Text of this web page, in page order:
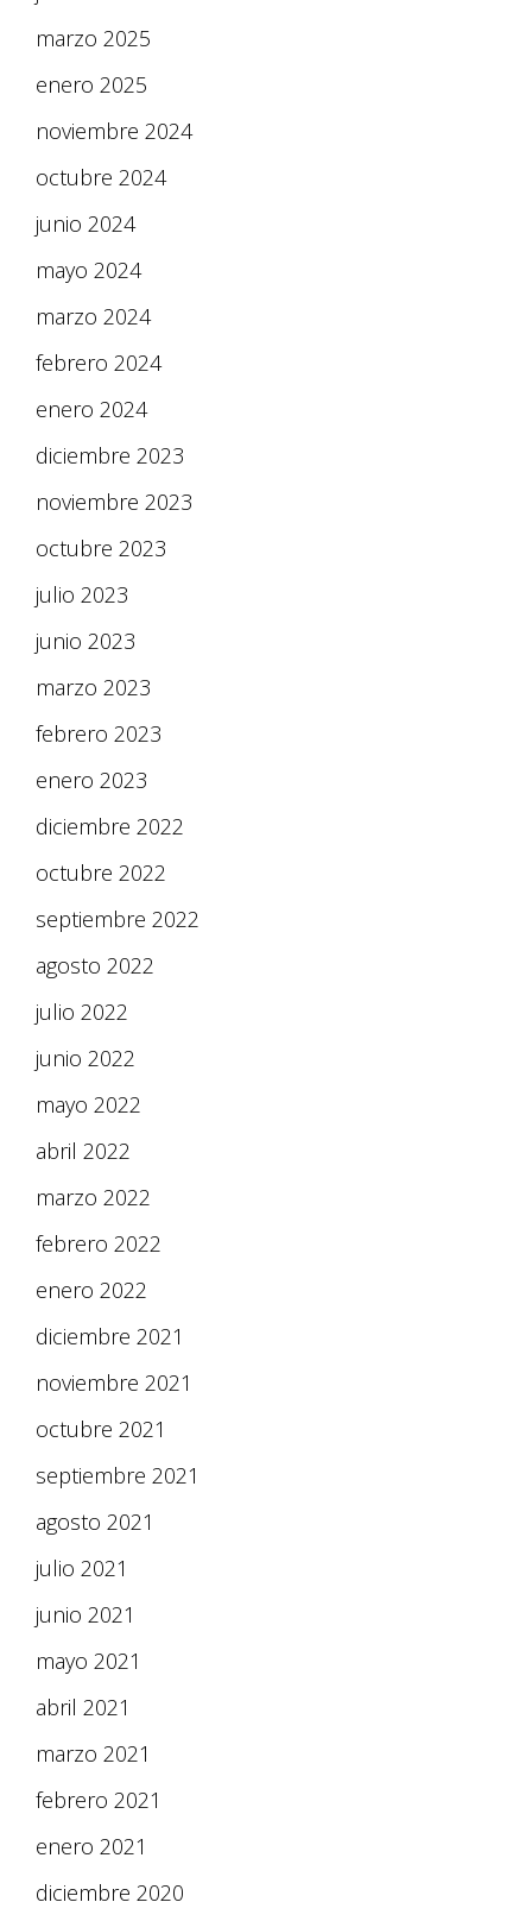
marzo 2025
enero 2025
noviembre 2024
octubre 2024
junio 2024
mayo 2024
marzo 2024
febrero 2024
enero 2024
diciembre 2023
noviembre 2023
octubre 2023
julio 2023
junio 2023
marzo 2023
febrero 2023
enero 2023
diciembre 2022
octubre 2022
septiembre 2022
agosto 2022
julio 2022
junio 2022
mayo 2022
abril 2022
marzo 2022
febrero 2022
enero 2022
diciembre 2021
noviembre 2021
octubre 2021
septiembre 2021
agosto 2021
julio 2021
junio 2021
mayo 2021
abril 2021
marzo 2021
febrero 2021
enero 2021
diciembre 2020